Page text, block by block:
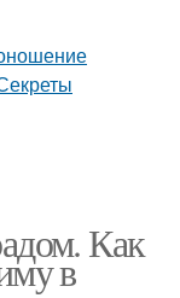
Как
в